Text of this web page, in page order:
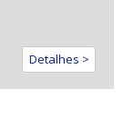
Detalhes >